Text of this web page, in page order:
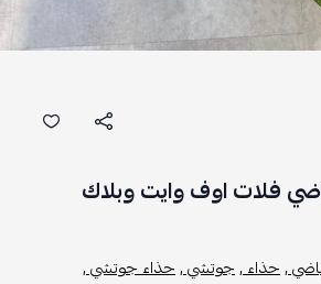
فلات اوف وايت وبلاك
,حذاء ,جوتشي ,حذاء جوتشي ,